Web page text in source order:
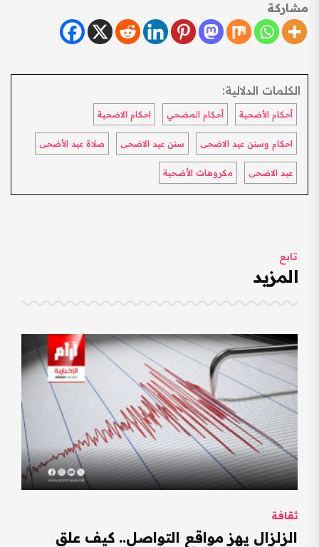
مشاركة
الكلمات الدلالية:
أحكام الأضحية أحكام المضحي احكام الاضحية
احكام وسنن عيد الاضحى سنن عيد الاضحى صلاة عيد الأضحى
عيد الاضحى مكروهات الأضحية
تابع
المزيد
ثقافة
الزلزال يهز مواقع التواصل.. كيف علق